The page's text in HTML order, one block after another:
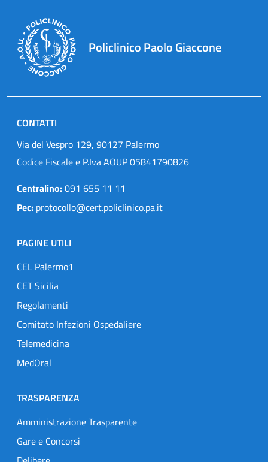
Policlinico Paolo Giaccone
CONTATTI
Via del Vespro 129, 90127 Palermo
Codice Fiscale e P.Iva AOUP 05841790826
Centralino:091 655 11 11
Pec: protocollo@cert.policlinico.pa.it
PAGINE UTILI
CEL Palermo1
CET Sicilia
Regolamenti
Comitato Infezioni Ospedaliere
Telemedicina
MedOral
TRASPARENZA
Amministrazione Trasparente
Gare e Concorsi